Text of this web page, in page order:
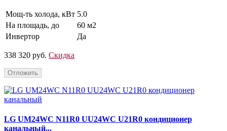
Мощ-ть холода, кВт 5.0
На площадь, до
60 м2
Инвертор
Да
338 320 руб. Скидка
Отложить
LG UM24WC N11R0 UU24WC U21R0 кондиционер
канальный...